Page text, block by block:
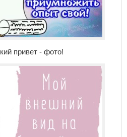
привет - фото!